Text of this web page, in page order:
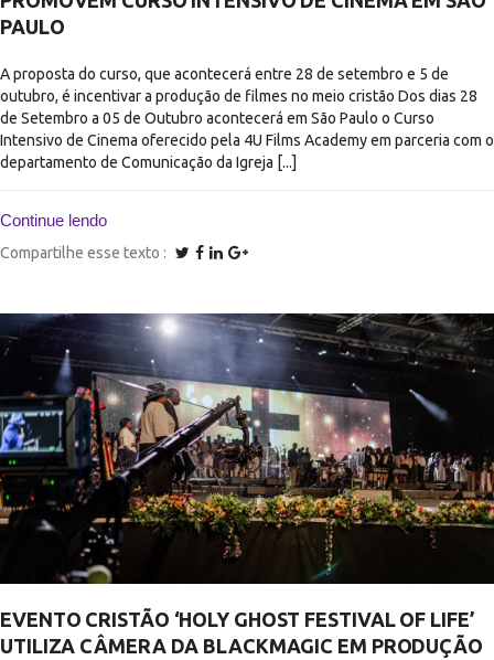
PAULO
A proposta do curso, que acontecerá entre 28 de setembro e 5 de
outubro, é incentivar a produção de filmes no meio cristão Dos dias 28
de Setembro a 05 de Outubro acontecerá em São Paulo o Curso
Intensivo de Cinema oferecido pela 4U Films Academy em parceria com o
departamento de Comunicação da Igreja [...]
Continue lendo
Compartilhe esse texto
EVENTO CRISTÃO ‘HOLY GHOST FESTIVAL OF LIFE’
UTILIZA CÂMERA DA BLACKMAGIC EM PRODUÇÃO